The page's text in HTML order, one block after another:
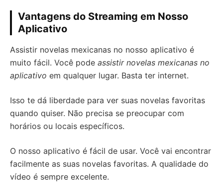
Vantagens do Streaming em Nosso
Aplicativo
Assistir novelas mexicanas no nosso aplicativo é
muito fácil. Você pode assistir novelas mexicanas no
aplicativo em qualquer lugar. Basta ter internet.
Isso te dá liberdade para ver suas novelas favoritas
quando quiser. Não precisa se preocupar com
horários ou locais específicos.
O nosso aplicativo é fácil de usar. Você vai encontrar
facilmente as suas novelas favoritas. A qualidade do
vídeo é sempre excelente.